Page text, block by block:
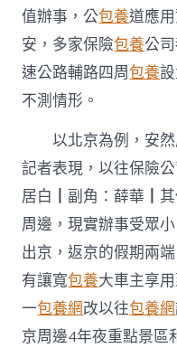
值辦事，公包養道應
安，多家保險包養公
速公路輔路四周包養
不測情形。
以北京為例，安然
記者表現，以往保險
居白┃副角：薛華┃其
周邊，現實辦事受眾
出京，返京的假期兩
有讓寬包養大車主享
一包養網改以往包養網
京周邊4年夜重點景區